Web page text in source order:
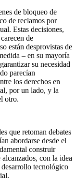
de bloqueo de
de reclamos por
Estas decisiones,
de
están desprovistas de
– en su mayoría
su necesidad
parecían
los derechos en
por un lado, y la
otro.
que retoman debates
abordarse desde el
construir
con la idea
tecnológico